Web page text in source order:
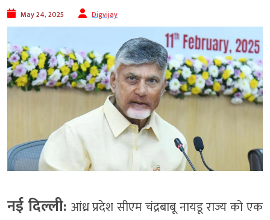
May 24, 2025 Digvijay
नई दिल्ली: आंध्र प्रदेश सीएम चंद्रबाबू नायडू राज्य को एक